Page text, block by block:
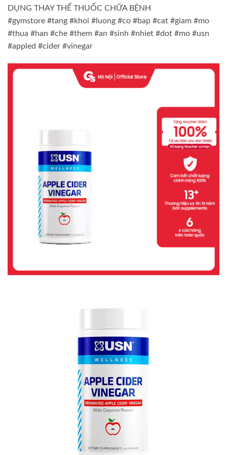
DỤNG THAY THẾ THUỐC CHỮA BỆNH
#gymstore #tang #khoi #luong #co #bap #cat #giam #mo
#thua #han #che #them #an #sinh #nhiet #dot #mo #usn
#appled #cider #vinegar